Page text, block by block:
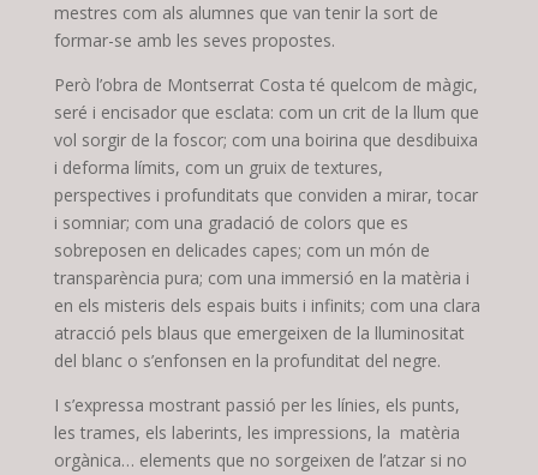
mestres com als alumnes que van tenir la sort de
formar-se amb les seves propostes.
Però l’obra de Montserrat Costa té quelcom de màgic,
seré i encisador que esclata: com un crit de la llum que
vol sorgir de la foscor; com una boirina que desdibuixa
i deforma límits, com un gruix de textures,
perspectives i profunditats que conviden a mirar, tocar
i somniar; com una gradació de colors que es
sobreposen en delicades capes; com un món de
transparència pura; com una immersió en la matèria i
en els misteris dels espais buits i infinits; com una clara
atracció pels blaus que emergeixen de la lluminositat
del blanc o s’enfonsen en la profunditat del negre.
I s’expressa mostrant passió per les línies, els punts,
les trames, els laberints, les impressions, la matèria
orgànica… elements que no sorgeixen de l’atzar si no